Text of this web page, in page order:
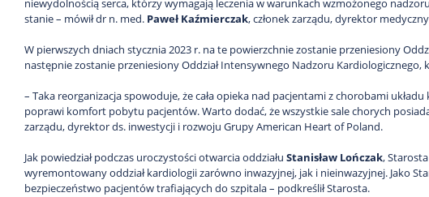
niewydolnością serca, którzy wymagają leczenia w warunkach wzmożonego
stanie – mówił dr n. med. Paweł Kaźmierczak, członek zarządu, dyrektor
W pierwszych dniach stycznia 2023 r. na te powierzchnie zostanie przeniesiony
następnie zostanie przeniesiony Oddział Intensywnego Nadzoru Kardiologicznego,
– Taka reorganizacja spowoduje, że cała opieka nad pacjentami z chorobami
poprawi komfort pobytu pacjentów. Warto dodać, że wszystkie sale chorych
zarządu, dyrektor ds. inwestycji i rozwoju Grupy American Heart of Poland.
Jak powiedział podczas uroczystości otwarcia oddziału Stanisław Lończak,
wyremontowany oddział kardiologii zarówno inwazyjnej, jak i nieinwazyjnej. Jako
bezpieczeństwo pacjentów trafiających do szpitala – podkreślił Starosta.